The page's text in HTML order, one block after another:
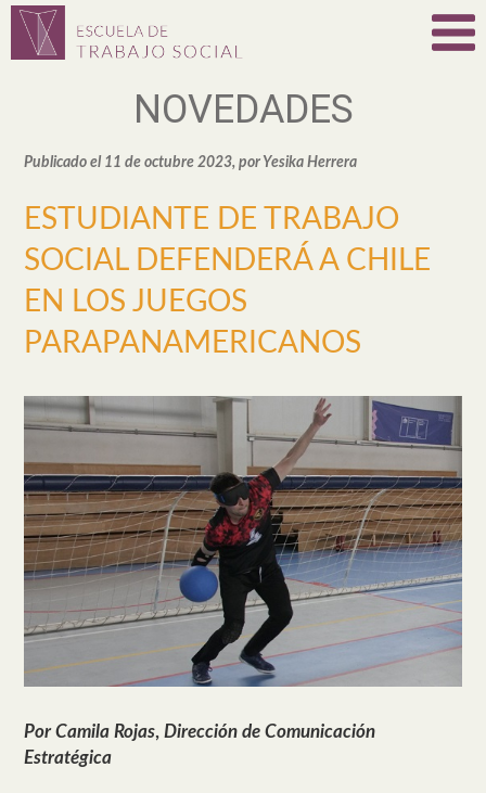
NOVEDADES
Publicado el 11 de octubre 2023, por Yesika Herrera
ESTUDIANTE DE TRABAJO
SOCIAL DEFENDERÁ A CHILE
EN LOS JUEGOS
PARAPANAMERICANOS
Por Camila Rojas,Dirección de Comunicación
Estratégica